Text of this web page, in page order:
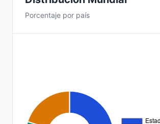
Porcentaje por país